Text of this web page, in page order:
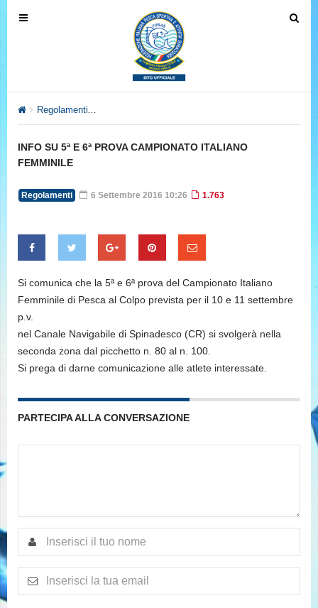
T
v
g
a
T
Regolamenti
INFO SU 5ª E 6ª PROVA CAMPIONATO ITALIANO
FEMMINILE
Regolamenti 6 Settembre 2016 10:26 1.763
Si comunica che la 5ª e 6ª prova del Campionato Italiano
Femminile di Pesca al Colpo prevista per il 10 e 11 settembre
p.v.
nel Canale Navigabile di Spinadesco (CR) si svolgerà nella
seconda zona dal picchetto n. 80 al n. 100.
Si prega di darne comunicazione alle atlete interessate.
PARTECIPA ALLA CONVERSAZIONE